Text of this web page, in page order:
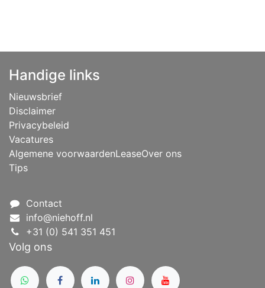
Handige links
Nieuwsbrief
Disclaimer
Privacybeleid
Vacatures
Algemene voorwaardenLeaseOver ons
Tips
Contact
info@niehoff.nl
+31 (0) 541 351 451
Volg ons